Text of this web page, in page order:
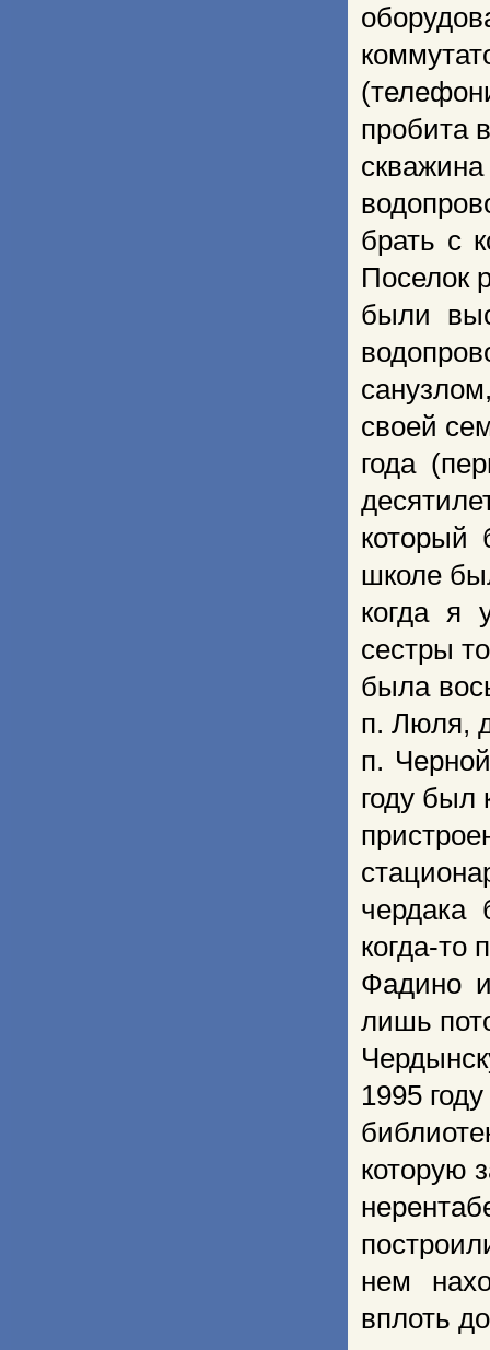
пробита
брать с
Поселок
были
своей
года
который
школе
когда я
сестры
была
п. Люля,
п.
году был
чердака
когда-то
Фадино
лишь
1995
которую
нем
вплоть